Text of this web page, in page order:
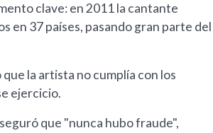
clave: en 2011 la cantante
en 37 países, pasando gran parte del
la artista no cumplía con los
ejercicio.
que "nunca hubo fraude",